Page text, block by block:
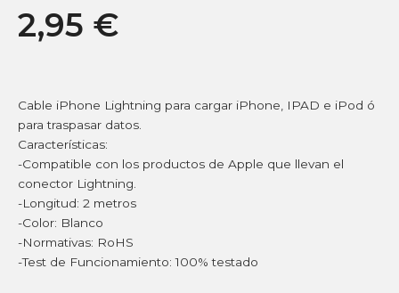
2,95 €
Cable iPhone Lightning para cargar iPhone, IPAD e iPod ó
para traspasar datos.
Características:
-Compatible con los productos de Apple que llevan el
conector Lightning.
-Longitud: 2 metros
-Color: Blanco
-Normativas: RoHS
-Test de Funcionamiento: 100% testado